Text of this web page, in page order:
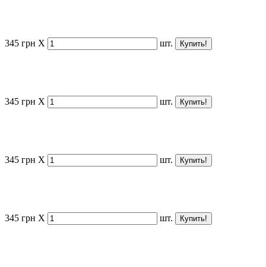
345 грн X шт.
345 грн X шт.
345 грн X шт.
345 грн X шт.